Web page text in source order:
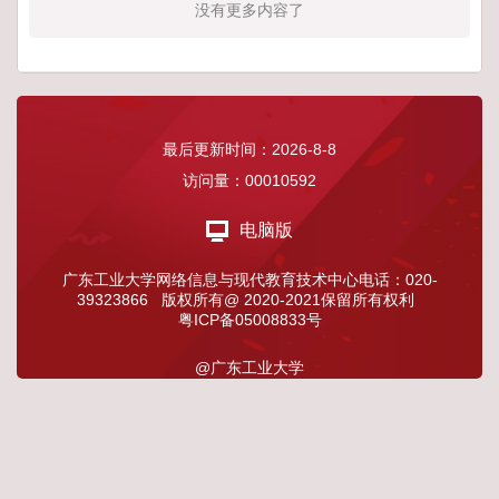
没有更多内容了
最后更新时间： 2026-8-8
访问量： 00010592
电脑版
广东工业大学网络信息与现代教育技术中心电话：020-
39323866 版权所有@ 2020-2021保留所有权利
粤ICP备05008833号
@广东工业大学